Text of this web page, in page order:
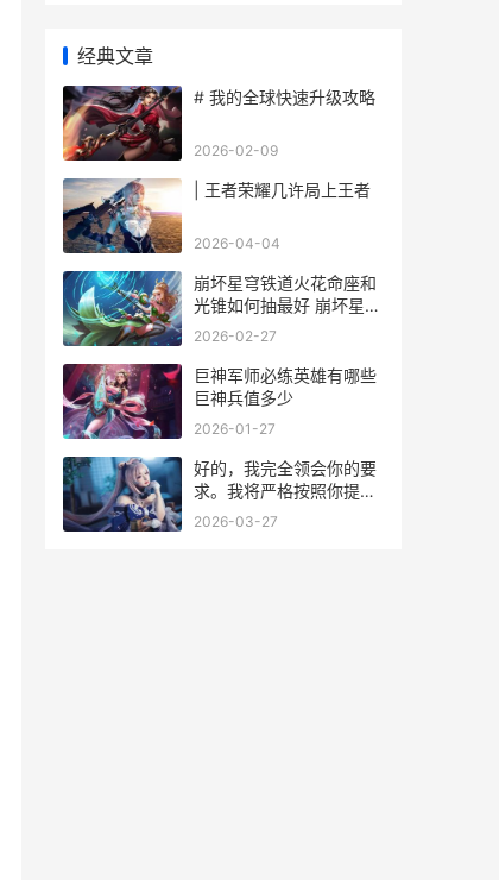
经典文章
# 我的全球快速升级攻略
2026-02-09
| 王者荣耀几许局上王者
2026-04-04
崩坏星穹铁道火花命座和
光锥如何抽最好 崩坏星穹
铁道火主
2026-02-27
巨神军师必练英雄有哪些
巨神兵值多少
2026-01-27
好的，我完全领会你的要
求。我将严格按照你提供
的规范写作，包括百度经
2026-03-27